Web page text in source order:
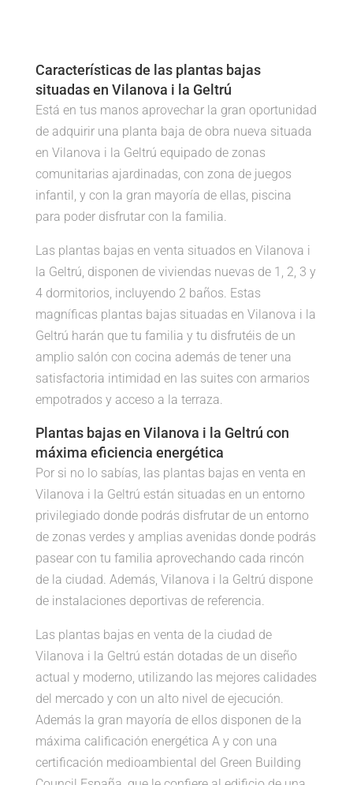
Características de las plantas bajas
situadas en Vilanova i la Geltrú
Está en tus manos aprovechar la gran oportunidad
de adquirir una planta baja de obra nueva situada
en Vilanova i la Geltrú equipado de zonas
comunitarias ajardinadas, con zona de juegos
infantil, y con la gran mayoría de ellas, piscina
para poder disfrutar con la familia.
Las plantas bajas en venta situados en Vilanova i
la Geltrú, disponen de viviendas nuevas de 1, 2, 3 y
4 dormitorios, incluyendo 2 baños. Estas
magníficas plantas bajas situadas en Vilanova i la
Geltrú harán que tu familia y tu disfrutéis de un
amplio salón con cocina además de tener una
satisfactoria intimidad en las suites con armarios
empotrados y acceso a la terraza.
Plantas bajas en Vilanova i la Geltrú con
máxima eficiencia energética
Por si no lo sabías, las plantas bajas en venta en
Vilanova i la Geltrú están situadas en un entorno
privilegiado donde podrás disfrutar de un entorno
de zonas verdes y amplias avenidas donde podrás
pasear con tu familia aprovechando cada rincón
de la ciudad. Además, Vilanova i la Geltrú dispone
de instalaciones deportivas de referencia.
Las plantas bajas en venta de la ciudad de
Vilanova i la Geltrú están dotadas de un diseño
actual y moderno, utilizando las mejores calidades
del mercado y con un alto nivel de ejecución.
Además la gran mayoría de ellos disponen de la
máxima calificación energética A y con una
certificación medioambiental del Green Building